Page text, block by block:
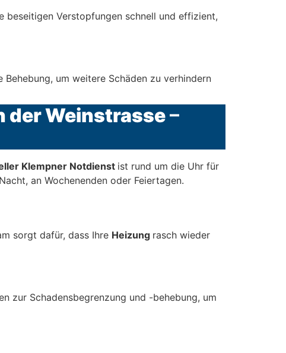
beseitigen Verstopfungen schnell und effizient,
um weitere Schäden zu verhindern
der Weinstrasse–
Klempner Notdienst ist rund um die Uhr für
an Wochenenden oder Feiertagen.
sorgt dafür, dass Ihre Heizung rasch wieder
zur Schadensbegrenzung und -behebung, um